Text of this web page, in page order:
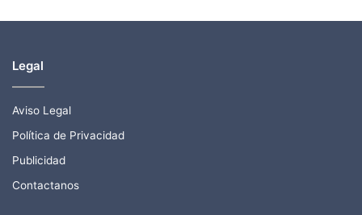
Legal
Aviso Legal
Política de Privacidad
Publicidad
Contactanos